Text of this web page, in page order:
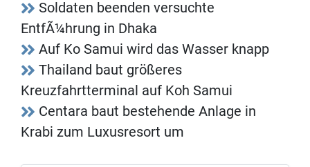
Soldaten beenden versuchte
EntfÃ¼hrung in Dhaka
Auf Ko Samui wird das Wasser knapp
Thailand baut größeres
Kreuzfahrtterminal auf Koh Samui
Centara baut bestehende Anlage in
Krabi zum Luxusresort um